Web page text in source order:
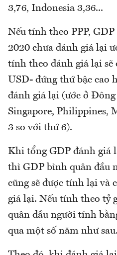
3,76, Indonesia 3,36...
Nếu tính theo PPP,
2020 chưa đánh giá lại
tính theo đánh giá lại sẽ
USD- đứng thứ bậc cao
đánh giá lại (ước ở
Singapore, Philippines,
3 so với thứ 6).
Khi tổng GDP đánh giá
thì GDP bình quân đầu
cũng sẽ được tính lại và
giá lại. Nếu tính theo tỷ
quân đầu người tính
qua một số năm như sau.